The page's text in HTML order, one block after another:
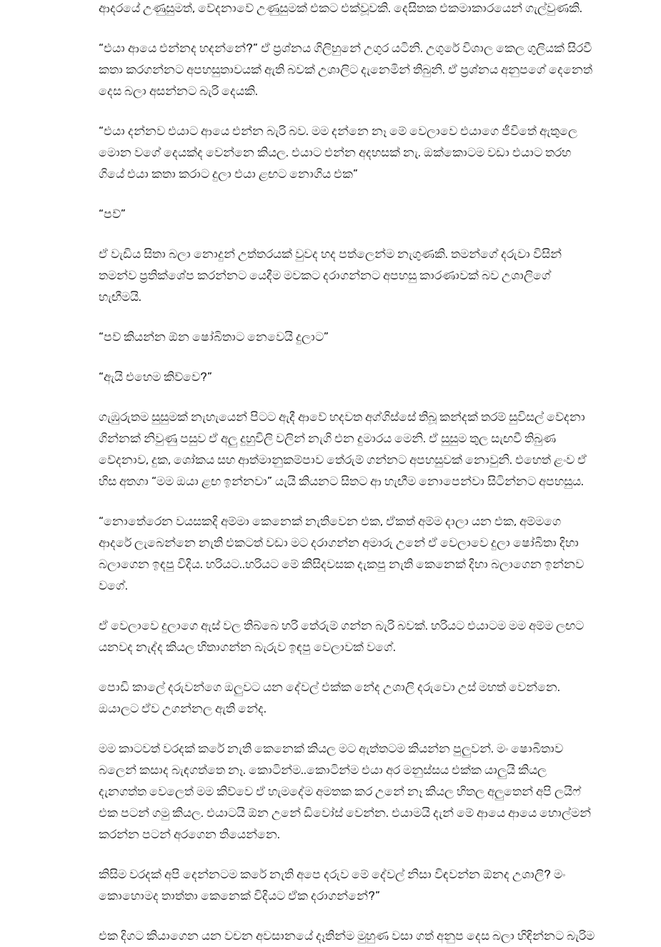
ආදරයේ උණුසුමත්, වේදනාවේ උණුසුමක් එකට එක්වූවකි. දෙසිතක එකමාකාරයෙන් ගැල්වුණකි.
“එයා ආයෙ එන්නද හදන්නේ?” ඒ ප්‍රශ්නය ගිලිහුනේ උගුර යටිනි. උගුරේ විශාල කෙල ගුලියක් සිරවී
කතා කරගන්නට අපහසුතාවයක් ඇති බවක් උශාලිට දැනෙමින් තිබුනි. ඒ ප්‍රශ්නය අනුපගේ දෙනෙත්
දෙස බලා අසන්නට බැරි දෙයකි.
“එයා දන්නව එයාට ආයෙ එන්න බැරි බව. මම දන්නෙ නෑ මේ වෙලාවෙ එයාගෙ ජීවිතේ ඇතුලෙ
මොන වගේ දෙයක්ද වෙන්නෙ කියල. එයාට එන්න අදහසක් නැ. ඔක්කොටම වඩා එයාට තරහ
ගියේ එයා කතා කරාට දුලා එයා ළඟට නොගිය එක”
“පව්”
ඒ වැඩිය සිතා බලා නොදුන් උත්තරයක් වුවද හද පත්ලෙන්ම නැගුණකි. තමන්ගේ දරුවා විසින්
තමන්ව ප්‍රතික්ශේප කරන්නට යෙදීම මවකට දරාගන්නට අපහසු කාරණාවක් බව උශාලිගේ
හැඟීමයි.
“පව් කියන්න ඕන ෂෝබිතාට නෙවෙයි දුලාට”
“ඇයි එහෙම කිව්වෙ?”
ගැඹුරුතම සුසුමක් නැහැයෙන් පිටට ඇදී ආවේ හදවත අග්ගිස්සේ තිබූ කන්දක් තරම් සුවිසල් වේදනා
ගින්නක් නිවුණු පසුව ඒ අලු දුහුවිලි වලින් නැගි එන දුමාරය මෙනි. ඒ සුසුම තුල සැඟවී තිබුණ
වේදනාව, දුක, ශෝකය සහ ආත්මානුකම්පාව තේරුම් ගන්නට අපහසුවක් නොවුනි. එහෙත් ළංව ඒ
හිස අතගා “මම ඔයා ළඟ ඉන්නවා” යැයි කියනට සිතට ආ හැඟීම නොපෙන්වා සිටින්නට අපහසුය.
“නොතේරෙන වයසකදි අම්මා කෙනෙක් නැතිවෙන එක, ඒකත් අම්ම දාලා යන එක, අම්මගෙ
ආදරේ ලැබෙන්නෙ නැති එකටත් වඩා මට දරාගන්න අමාරු උනේ ඒ වෙලාවෙ දුලා ෂෝබිතා දිහා
බලාගෙන ඉඳපු විදිය. හරියට..හරියට මේ කිසිදවසක දැකපු නැති කෙනෙක් දිහා බලාගෙන ඉන්නව
වගේ.
ඒ වෙලාවෙ දුලාගෙ ඇස් වල තිබ්බෙ හරි තේරුම් ගන්න බැරි බවක්. හරියට එයාටම මම අම්ම ලඟට
යනවද නැද්ද කියල හිතාගන්න බැරුව ඉඳපු වෙලාවක් වගේ.
පොඩි කාලේ දරුවන්ගෙ ඔලුවට යන දේවල් එක්ක නේද උශාලි දරුවො උස් මහත් වෙන්නෙ.
ඔයාලට ඒව උගන්නල ඇති නේද.
මම කාටවත් වරදක් කරේ නැති කෙනෙක් කියල මට ඇත්තටම කියන්න පුලුවන්. මං ෂොබිතාව
බලෙන් කසාද බැඳගත්තෙ නෑ. කොටින්ම..කොටින්ම එයා අර මනුස්සය එක්ක යාලුයි කියල
දැනගත්ත වෙලෙත් මම කිව්වෙ ඒ හැමදේම අමතක කර උනේ නෑ කියල හිතල අලුතෙන් අපි ලයිෆ්
එක පටන් ගමු කියල. එයාටයි ඕන උනේ ඩිවෝස් වෙන්න. එයාමයි දැන් මේ ආයෙ ආයෙ හොල්මන්
කරන්න පටන් අරගෙන තියෙන්නෙ.
කිසිම වරදක් අපි දෙන්නටම කරේ නැති අපෙ දරුව මේ දේවල් නිසා විඳවන්න ඕනද උශාලි? මං
කොහොමද තාත්තා කෙනෙක් විදියට ඒක දරාගන්නේ?”
එක දිගට කියාගෙන යන වචන අවසානයේ දෑතින්ම මුහුණ වසා ගත් අනුප දෙස බලා හිඳින්නට බැරිම